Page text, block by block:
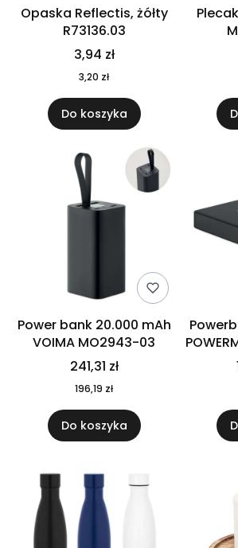
Opaska Reflectis, żółty
R73136.03
3,94 zł
3,20 zł
Do koszyka
Power bank 20.000 mAh
VOIMA MO2943-03
241,31 zł
196,19 zł
Do koszyka